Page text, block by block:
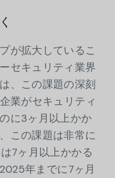
が拡大しているこ
セキュリティ業界
、この課題の深刻
業がセキュリティ
に3ヶ月以上かか
この課題は非常に
7ヶ月以上かかる
年までに7ヶ月